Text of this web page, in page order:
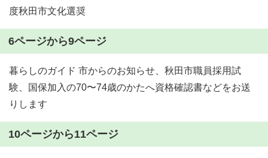
度秋田市文化選奨
6ページから9ページ
暮らしのガイド 市からのお知らせ、秋田市職員採用試
験、国保加入の70〜74歳のかたへ資格確認書などをお送
りします
10ページから11ページ